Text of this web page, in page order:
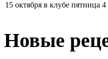
15 октября в клубе пятница
Новые